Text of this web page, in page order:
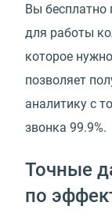
Вы бесплатно
для работы
которое
позволяет
аналитику с
звонка 99.9%.
Точные
по